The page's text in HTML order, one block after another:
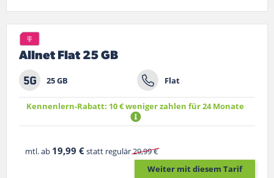
Allnet Flat 25 GB
25 GB Flat
Kennenlern-Rabatt: 10 € weniger zahlen für 24 Monate
mtl. ab 19,99 €statt regulär29,99 €
Weiter mit diesem Tarif